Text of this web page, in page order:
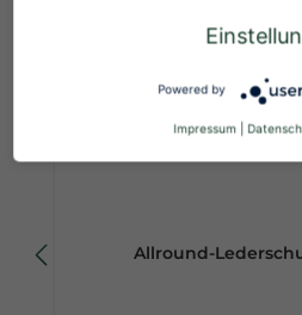
Allround-
Powered by
Impressum